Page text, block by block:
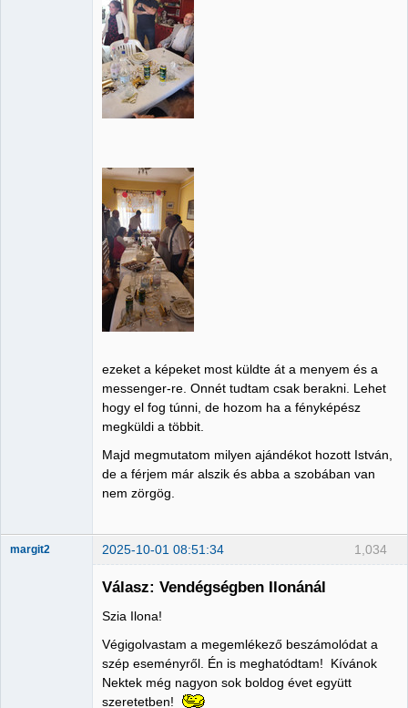
ezeket a képeket most küldte át a menyem és a
messenger-re. Onnét tudtam csak berakni. Lehet
hogy el fog túnni, de hozom ha a fényképész
megküldi a többit.
Majd megmutatom milyen ajándékot hozott István,
de a férjem már alszik és abba a szobában van
nem zörgög.
1,034
margit2 2025-10-01 08:51:34
Válasz: Vendégségben Ilonánál
Szia Ilona!
Végigolvastam a megemlékező beszámolódat a
szép eseményről. Én is meghatódtam! Kívánok
Nektek még nagyon sok boldog évet együtt
szeretetben!